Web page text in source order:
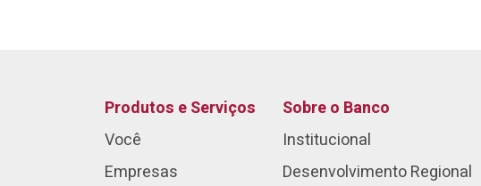
Produtos e Serviços
Você
Empresas
Sobre o Banco
Institucional
Desenvolvimento Regional